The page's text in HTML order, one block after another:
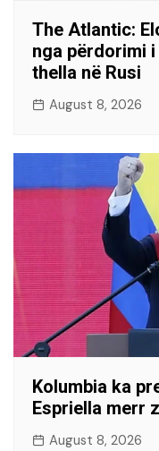
The Atlantic:
nga përdorimi
thella në Rusi
August 8, 2026
Kolumbia ka
Espriella merr
August 8, 2026